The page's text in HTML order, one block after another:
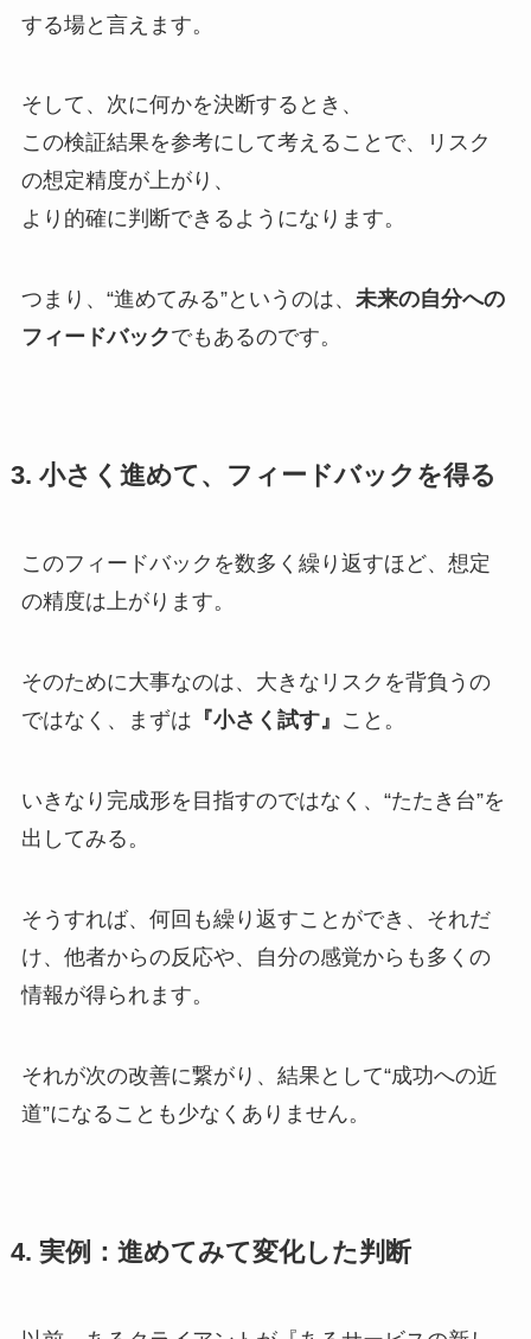
する場と言えます。
そして、次に何かを決断するとき、
この検証結果を参考にして考えることで、リスク
の想定精度が上がり、
より的確に判断できるようになります。
つまり、“進めてみる”というのは、 未来の自分への
フィードバックでもあるのです。
3. 小さく進めて、フィードバックを得る
このフィードバックを数多く繰り返すほど、想定
の精度は上がります。
そのために大事なのは、大きなリスクを背負うの
ではなく、まずは 『小さく試す』 こと。
いきなり完成形を目指すのではなく、“たたき台”を
出してみる。
そうすれば、何回も繰り返すことができ、それだ
け、他者からの反応や、自分の感覚からも多くの
情報が得られます。
それが次の改善に繋がり、結果として“成功への近
道”になることも少なくありません。
4. 実例：進めてみて変化した判断